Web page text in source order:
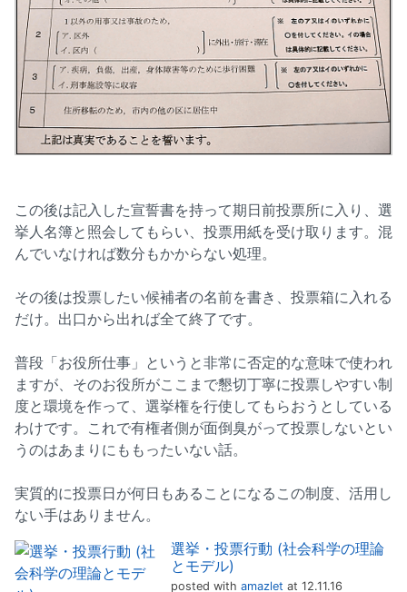
この後は記入した宣誓書を持って期日前投票所に入り、選
挙人名簿と照会してもらい、投票用紙を受け取ります。混
んでいなければ数分もかからない処理。
その後は投票したい候補者の名前を書き、投票箱に入れる
だけ。出口から出れば全て終了です。
普段「お役所仕事」というと非常に否定的な意味で使われ
ますが、そのお役所がここまで懇切丁寧に投票しやすい制
度と環境を作って、選挙権を行使してもらおうとしている
わけです。これで有権者側が面倒臭がって投票しないとい
うのはあまりにももったいない話。
実質的に投票日が何日もあることになるこの制度、活用し
ない手はありません。
選挙・投票行動 (社会科学の理論
とモデル)
posted with amazlet at 12.11.16